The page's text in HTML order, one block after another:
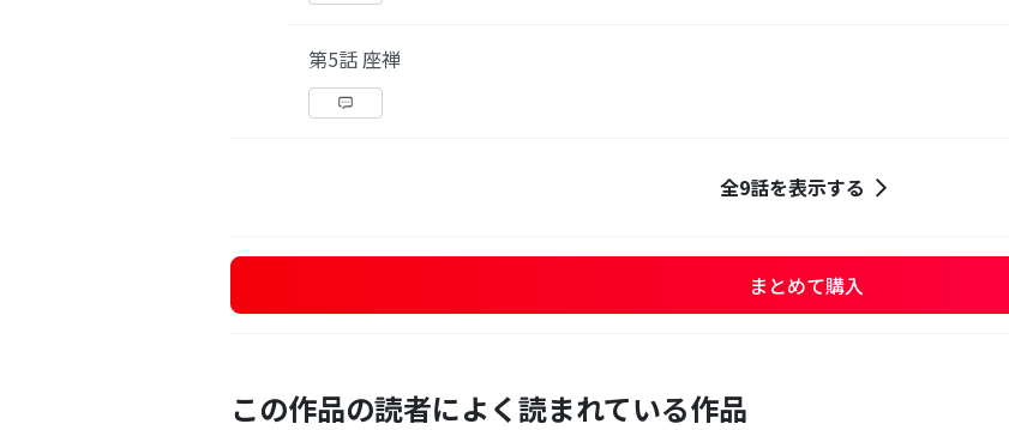
第5話 座禅
全9話を表示する
まとめて購入
この作品の読者によく読まれている作品